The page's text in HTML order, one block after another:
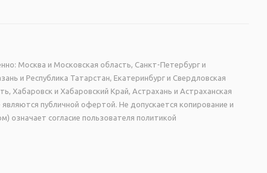
Москва и Московская область, Санкт-Петербург и
и Республика Татарстан, Екатеринбург и Свердловская
Хабаровск и Хабаровский Край, Астрахань и Астраханская
публичной офертой. Не допускается копирование и
означает согласие пользователя политикой